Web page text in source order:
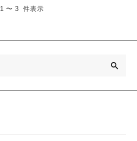
1 〜 3 件表示